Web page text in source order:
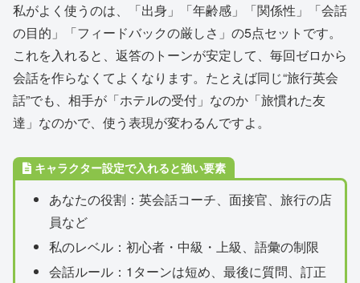
私がよく使うのは、「出身」「年齢感」「関係性」「会話
の目的」「フィードバックの厳しさ」の5点セットです。
これを入れると、返答のトーンが安定して、毎回ゼロから
会話を作らなくてよくなります。たとえば同じ“旅行英会
話”でも、相手が「ホテルの受付」なのか「旅慣れた友
達」なのかで、使う表現が変わるんですよ。
キャラクター設定で入れると強い要素
あなたの役割：英会話コーチ、面接官、旅行の店
員など
私のレベル：初心者・中級・上級、語彙の制限
会話ルール：1ターンは短め、最後に質問、訂正